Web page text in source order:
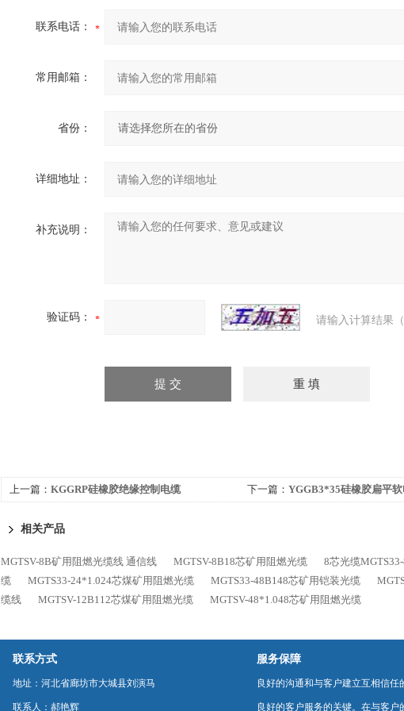
联系电话：
常用邮箱：
省份：
详细地址：
补充说明：
验证码： 请输入计算结果
上一篇： KGGRP硅橡胶绝缘控制电缆 下一篇： YGGB3*35硅橡胶扁平
相关产品
MGTSV-8B矿用阻燃光缆线 通信线 MGTSV-8B18芯矿用阻燃光缆 8芯光缆
缆
MGTS33-24*1.024芯煤矿用阻燃光缆 MGTS33-48B148芯矿用铠装光缆
缆线
MGTSV-12B112芯煤矿用阻燃光缆 MGTSV-48*1.048芯矿用阻燃光缆
联系方式
地址：河北省廊坊市大城县刘演马
联系人：郝艳辉
服务保障
良好的沟通和与客户建立互相信任
良好的客户服务的关键。在与客户